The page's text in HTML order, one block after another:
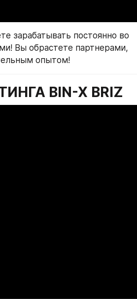
зарабатывать постоянно во
Вы обрастете партнерами,
опытом!
BIN-X BRIZ